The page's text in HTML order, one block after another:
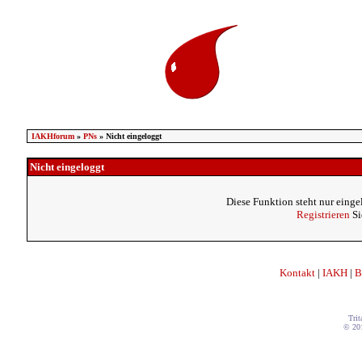
IAKHforum» PNs» Nicht eingeloggt
Nicht eingeloggt
Diese Funktion steht nur
Registrieren
Kontakt | IAKH |
©